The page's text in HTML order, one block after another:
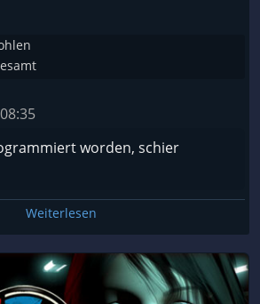
08:35
worden, schier
Weiterlesen